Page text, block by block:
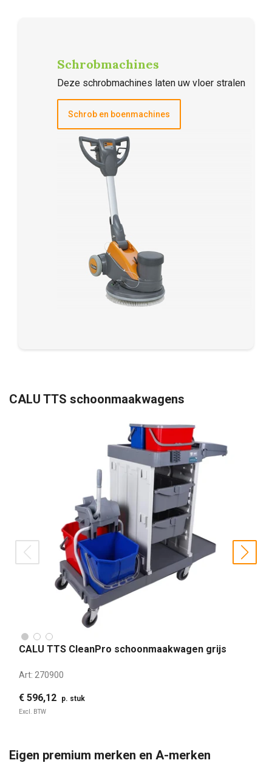
Schrobmachines
Deze schrobmachines laten uw vloer stralen
Schrob en boenmachines
CALU TTS schoonmaakwagens
CALU TTS CleanPro schoonmaakwagen grijs
Art: 270900
€ 596,12 p. stuk
Excl. BTW
prev next
Eigen premium merken en A-merken